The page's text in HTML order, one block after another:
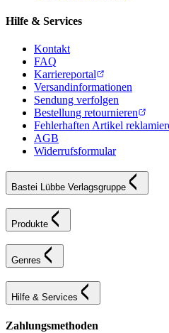
Hilfe & Services
Kontakt
FAQ
Karriereportal
Versandinformationen
Sendung verfolgen
Bestellung retournieren
Fehlerhaften Artikel
AGB
Widerrufsformular
Bastei Lübbe Verlagsgruppe
Produkte
Genres
Hilfe & Services
Zahlungsmethoden